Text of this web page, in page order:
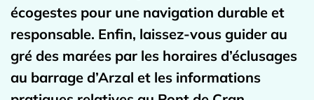
écogestes pour une navigation durable et
responsable. Enfin, laissez-vous guider au
gré des marées par les horaires d’éclusages
au barrage d’Arzal et les informations